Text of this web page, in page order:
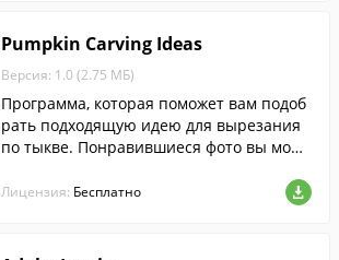
Pumpkin Carving Ideas
Версия: 1.0 (2.75 МБ)
Программа, которая поможет вам подоб
рать подходящую идею для вырезания
по тыкве. Понравившиеся фото вы може
о стола или поделиться с друзьями и ро
Лицензия: Бесплатно